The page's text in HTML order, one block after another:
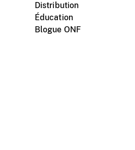
Distribution
Éducation
Blogue ONF